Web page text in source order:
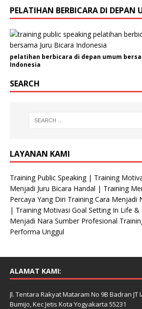
PELATIHAN BERBICARA DI DEPAN
pelatihan berbicara di depan umum
Indonesia
SEARCH
LAYANAN KAMI
Training Public Speaking | Training
Menjadi Juru Bicara Handal | Training
Percaya Yang Diri Training Cara Menjadi
| Training Motivasi Goal Setting In Life &
Menjadi Nara Sumber Profesional
Performa Unggul
ALAMAT KAMI:
Jl. Tentara Rakyat Mataram No 9B Badran JT
Bumijo, Kec Jetis Kota Yogyakarta 55231